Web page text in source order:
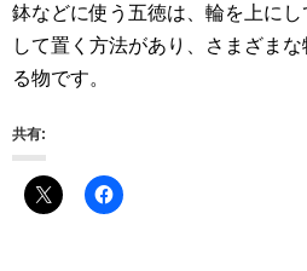
鉢などに使う五徳は、輪を上に
して置く方法があり、さまざま
る物です。
共有: